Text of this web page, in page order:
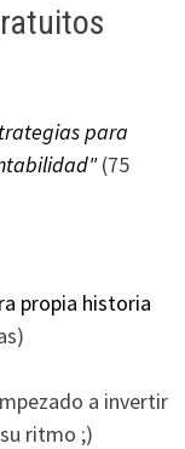
para
(75
propia historia
a invertir
ritmo ;)